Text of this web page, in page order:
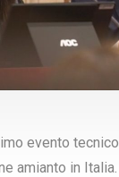
evento
amianto in